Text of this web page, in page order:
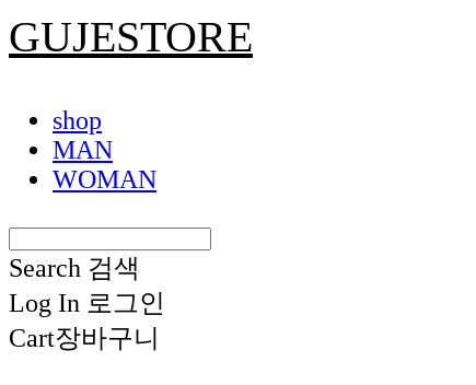
GUJESTORE
shop
MAN
WOMAN
Search 검색
Log In 로그인
Cart장바구니